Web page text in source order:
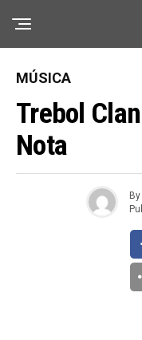
MÚSICA
Trebol
Nota
By